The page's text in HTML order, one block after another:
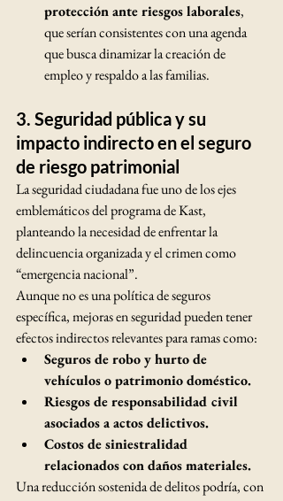
protección ante riesgos laborales,
que serían consistentes con una agenda
que busca dinamizar la creación de
empleo y respaldo a las familias.
3. Seguridad pública y su
impacto indirecto en el seguro
de riesgo patrimonial
La seguridad ciudadana fue uno de los ejes
emblemáticos del programa de Kast,
planteando la necesidad de enfrentar la
delincuencia organizada y el crimen como
“emergencia nacional”.
Aunque no es una política de seguros
específica, mejoras en seguridad pueden tener
efectos indirectos relevantes para ramas como:
Seguros de robo y hurto de
vehículos o patrimonio doméstico.
Riesgos de responsabilidad civil
asociados a actos delictivos.
Costos de siniestralidad
relacionados con daños materiales.
Una reducción sostenida de delitos podría, con